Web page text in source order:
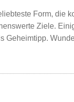
Form, die
Ziele.
Geheimtipp.